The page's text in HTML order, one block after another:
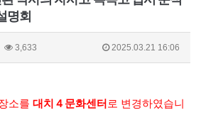
명회
3,633 2025.03.21 16:06
소를 대치４문화센터 로 변경하였습니